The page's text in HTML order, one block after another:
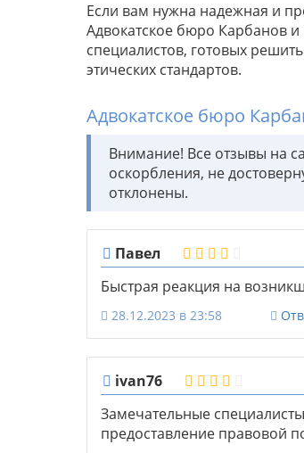
Если вам нужна надежная и
Адвокатское бюро Карбанов
специалистов, готовых
этических стандартов.
Адвокатское бюро
Внимание! Все отзывы на
оскорбления, не
отклонены.
Павел
Быстрая реакция на
28.12.2023 в 23:58
ivan76
Замечательные
предоставление правовой